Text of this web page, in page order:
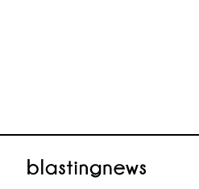
Ecco i consigli per le scommesse.